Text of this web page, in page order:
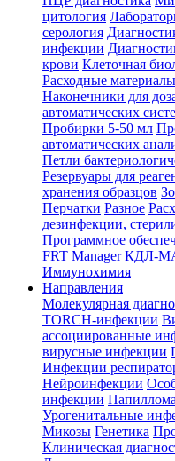
цитология
серология
инфекции
крови Клеточная
Расходные материалы
Наконечники для
автоматических
Пробирки 5-50 мл
автоматических
Петли
Резервуары для
хранения образцов
Перчатки Разное
дезинфекции,
Программное
FRT Manager КДЛ-
Иммунохимия
Направления
Молекулярная
TORCH-инфекции
ассоциированные
вирусные инфекции
Инфекции
Нейроинфекции
инфекции
Урогенитальные
Микозы Генетика
Клиническая